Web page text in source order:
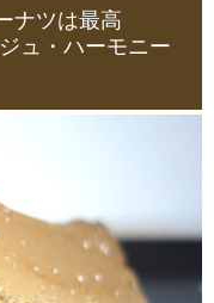
ナツは最高
ュ・ハーモニー